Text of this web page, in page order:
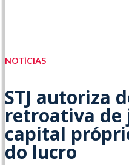
NOTÍCIAS
STJ autoriza
retroativa de
capital
do lucro